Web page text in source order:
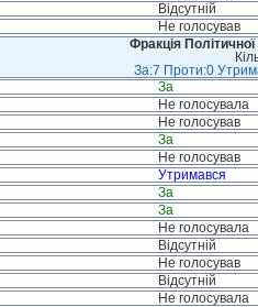
Відсутній
Не голосував
Фракція
За:7 Проти:0
За
Не голосувала
Не голосував
За
Не голосував
Утримався
За
За
Не голосувала
Відсутній
Не голосував
Відсутній
Не голосувала